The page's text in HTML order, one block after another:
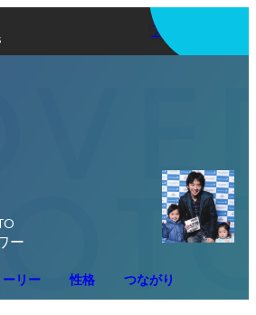
アプリを使う
ー
リー 性格 つながり